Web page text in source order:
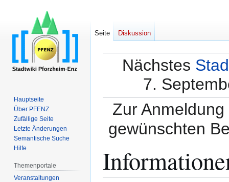
Nächstes
7.
Zur
gewünschten
Seite Diskussion
Hauptseite
Über PFENZ
Zufällige Seite
Letzte Änderungen
Semantische Suche
Hilfe
Themenportale
Veranstaltungen